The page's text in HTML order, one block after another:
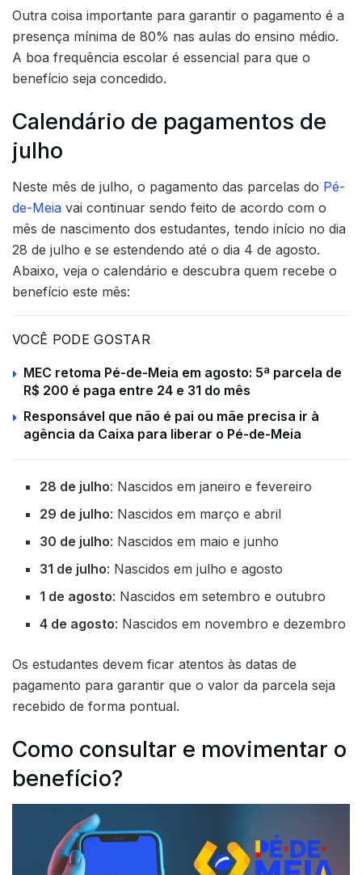
Outra coisa importante para garantir o pagamento é a
presença mínima de 80% nas aulas do ensino médio.
A boa frequência escolar é essencial para que o
benefício seja concedido.
Calendário de pagamentos de
julho
Neste mês de julho, o pagamento das parcelas do Pé-
de-Meia vai continuar sendo feito de acordo com o
mês de nascimento dos estudantes, tendo início no dia
28 de julho e se estendendo até o dia 4 de agosto.
Abaixo, veja o calendário e descubra quem recebe o
benefício este mês:
VOCÊ PODE GOSTAR
MEC retoma Pé-de-Meia em agosto: 5ª parcela de
R$ 200 é paga entre 24 e 31 do mês
Responsável que não é pai ou mãe precisa ir à
agência da Caixa para liberar o Pé-de-Meia
28 de julho: Nascidos em janeiro e fevereiro
29 de julho: Nascidos em março e abril
30 de julho: Nascidos em maio e junho
31 de julho: Nascidos em julho e agosto
1 de agosto: Nascidos em setembro e outubro
4 de agosto: Nascidos em novembro e dezembro
Os estudantes devem ficar atentos às datas de
pagamento para garantir que o valor da parcela seja
recebido de forma pontual.
Como consultar e movimentar o
benefício?